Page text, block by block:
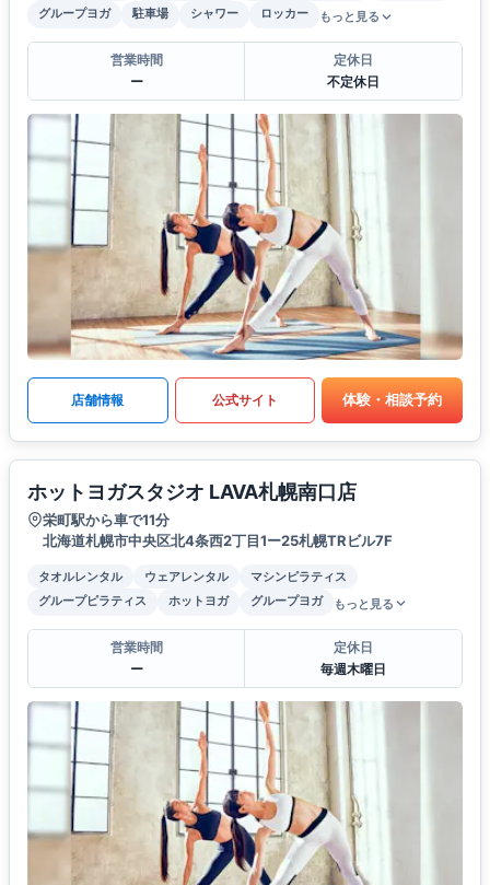
グループヨガ 駐車場 シャワー ロッカー もっと見る
営業時間
ー
定休日
不定休日
店舗情報 公式サイト 体験・相談予約
ホットヨガスタジオ LAVA札幌南口店
栄町駅から車で11分
北海道札幌市中央区北4条西2丁目1ー25札幌TRビル7F
タオルレンタル ウェアレンタル
マシンピラティス
グループピラティス
ホットヨガ グループヨガ もっと見る
営業時間
ー
定休日
毎週木曜日